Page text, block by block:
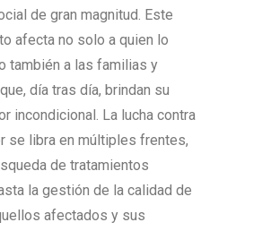
de gran magnitud. Este
afecta no solo a quien lo
también a las familias y
día tras día, brindan su
incondicional. La lucha contra
se libra en múltiples frentes,
de tratamientos
la gestión de la calidad de
afectados y sus